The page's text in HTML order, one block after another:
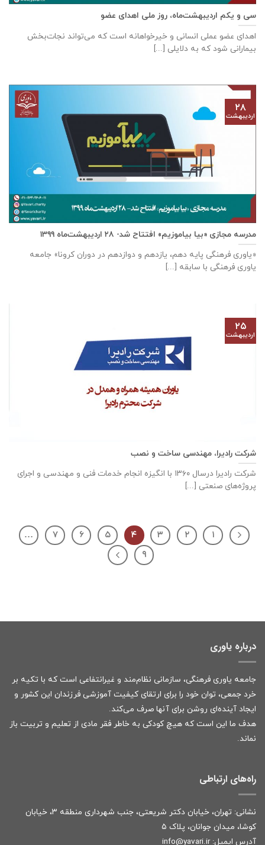
سی و یکم اردیبهشت‌ماه، روز ملی اهدای عضو
اهدای عضو عملی انسانی و خیرخواهانه است که می‌تواند نجات‌بخش
بیمارانی شود که به دلایلی [...]
مدرسه مجازی «بیا بیاموزیم» افتتاح شد- ۲۸ اردیبهشت‌ماه ۱۳۹۹
«یاوری فرهنگی پایه دهم، یازدهم و دوازدهم در دوران کرونا» جامعه
یاوری فرهنگی با سابقه [...]
۲۸
اردیبهشت
شرکت رادیرا، مهندسی ساخت و نصب
شرکت رادیرا درسال ۱۳۶۰ با انگیزه انجام خدمات فنی و مهندسی و اجرای
پروژه‌های صنعتی [...]
۲۵
اردیبهشت
۱ ۲ ۳ ۴ ۵ ۶ ۷
…
۹
درباره یاوری
جامعه یاوری فرهنگی، سازمانی نظام‌مند و غیرانتفاعی است که با تکیه بر
خرد جمعی، توان خود را برای ارتقای کیفیت آموزشی فرزندان این کشور و
ایجاد آینده‌ای روشن برای آنها صرف می‌کند.
هدف ما این است که هیچ کودکی به خاطر فقر مادی از تعلیم و تربیت باز
نماند.
راه‌های ارتباطی
نشانی: تهران، خیابان دکتر شریعتی، جنب شهرداری منطقه ۳، خیابان
کوشا، میدان جوانان، پلاک ۵
آدرس ایمیل: info@yavari.ir